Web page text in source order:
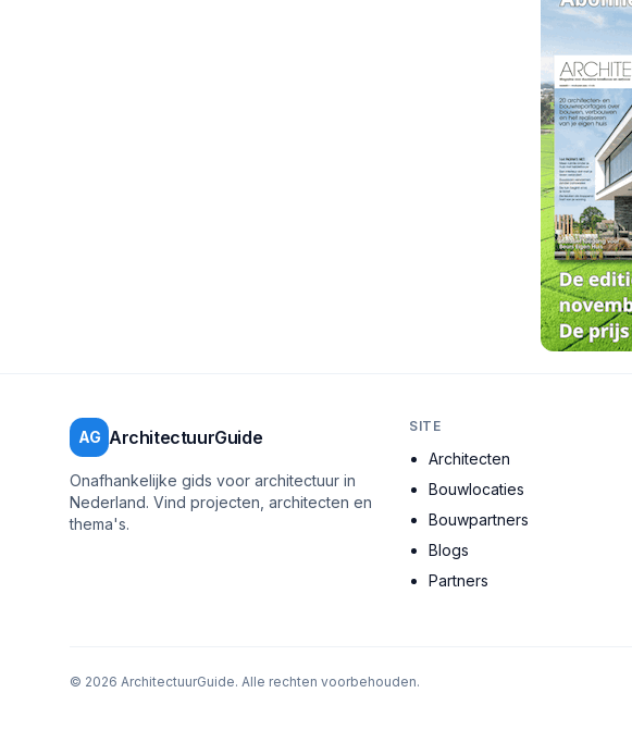
AG ArchitectuurGuide
Onafhankelijke gids voor architectuur in
Nederland. Vind projecten, architecten en
thema's.
SITE
Architecten
Bouwlocaties
Bouwpartners
Blogs
Partners
© 2026 ArchitectuurGuide. Alle rechten voorbehouden.